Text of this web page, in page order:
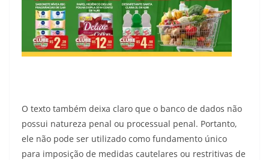
O texto também deixa claro que o banco de dados não
possui natureza penal ou processual penal. Portanto,
ele não pode ser utilizado como fundamento único
para imposição de medidas cautelares ou restritivas de